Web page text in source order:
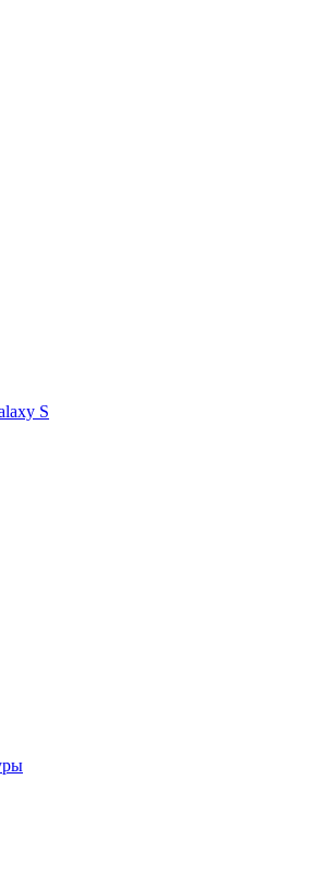
S